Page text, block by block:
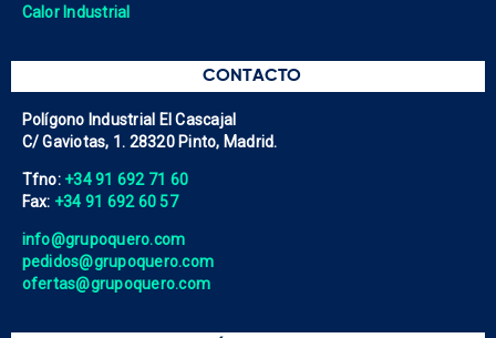
Calor Industrial
CONTACTO
Polígono Industrial El Cascajal
C/ Gaviotas, 1. 28320 Pinto, Madrid.
Tfno: +34 91 692 71 60
Fax: +34 91 692 60 57
info@grupoquero.com
pedidos@grupoquero.com
ofertas@grupoquero.com